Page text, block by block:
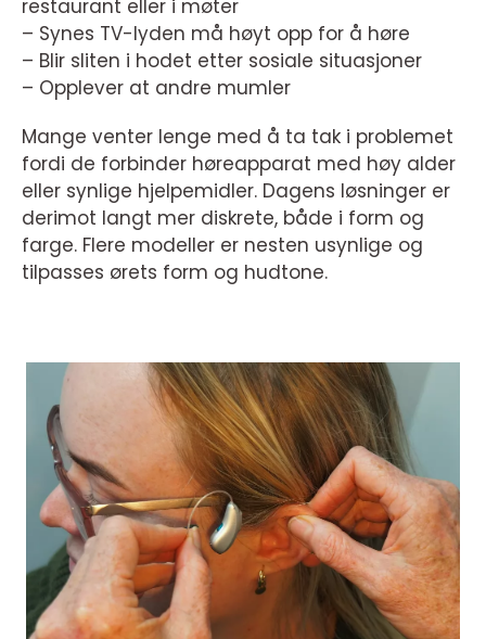
restaurant eller i møter
– Synes TV-lyden må høyt opp for å høre
– Blir sliten i hodet etter sosiale situasjoner
– Opplever at andre mumler
Mange venter lenge med å ta tak i problemet
fordi de forbinder høreapparat med høy alder
eller synlige hjelpemidler. Dagens løsninger er
derimot langt mer diskrete, både i form og
farge. Flere modeller er nesten usynlige og
tilpasses ørets form og hudtone.